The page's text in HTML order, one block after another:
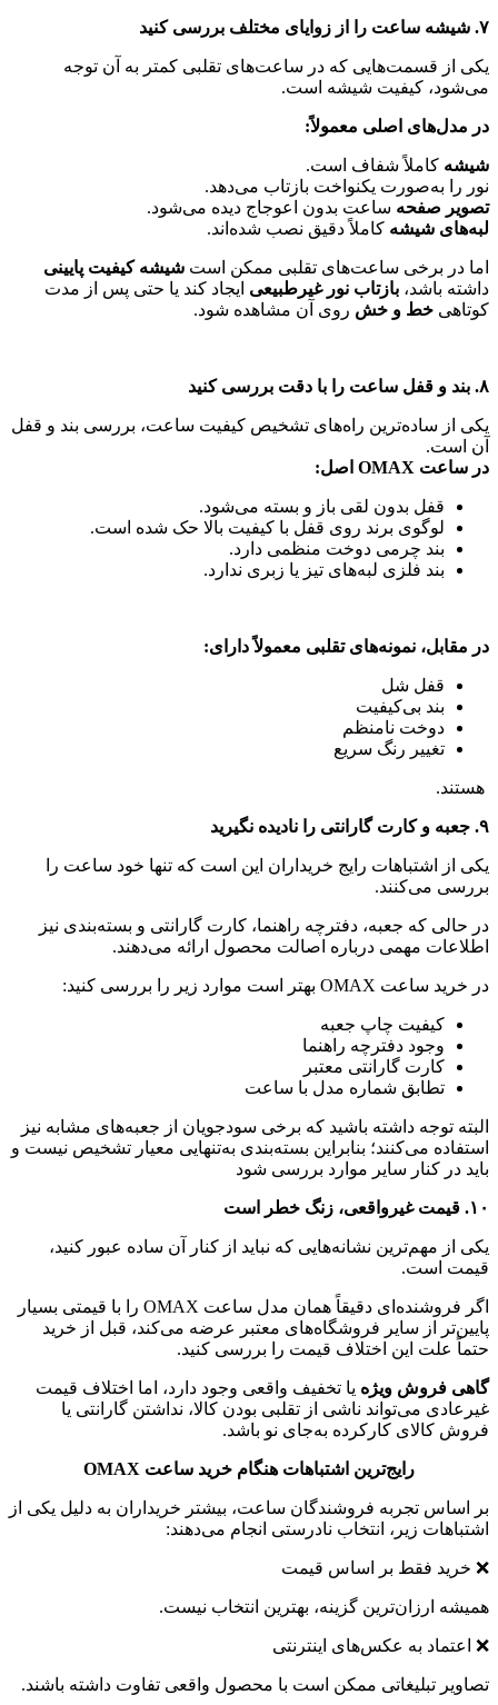
۷. شیشه ساعت را از زوایای مختلف بررسی کنید
یکی از قسمت‌هایی که در ساعت‌های تقلبی کمتر به آن توجه
می‌شود، کیفیت شیشه است.
در مدل‌های اصلی معمولاً:
شیشه کاملاً شفاف است.
نور را به‌صورت یکنواخت بازتاب می‌دهد.
تصویر صفحه ساعت بدون اعوجاج دیده می‌شود.
لبه‌های شیشه کاملاً دقیق نصب شده‌اند.
اما در برخی ساعت‌های تقلبی ممکن است شیشه کیفیت پایینی
داشته باشد، بازتاب نور غیرطبیعی ایجاد کند یا حتی پس از مدت
کوتاهی خط و خش روی آن مشاهده شود.
۸. بند و قفل ساعت را با دقت بررسی کنید
یکی از ساده‌ترین راه‌های تشخیص کیفیت ساعت، بررسی بند و قفل
آن است.
در ساعت OMAX اصل:
قفل بدون لقی باز و بسته می‌شود.
لوگوی برند روی قفل با کیفیت بالا حک شده است.
بند چرمی دوخت منظمی دارد.
بند فلزی لبه‌های تیز یا زبری ندارد.
در مقابل، نمونه‌های تقلبی معمولاً دارای:
قفل شل
بند بی‌کیفیت
دوخت نامنظم
تغییر رنگ سریع
هستند.
۹. جعبه و کارت گارانتی را نادیده نگیرید
یکی از اشتباهات رایج خریداران این است که تنها خود ساعت را
بررسی می‌کنند.
در حالی که جعبه، دفترچه راهنما، کارت گارانتی و بسته‌بندی نیز
اطلاعات مهمی درباره اصالت محصول ارائه می‌دهند.
در خرید ساعت OMAX بهتر است موارد زیر را بررسی کنید:
کیفیت چاپ جعبه
وجود دفترچه راهنما
کارت گارانتی معتبر
تطابق شماره مدل با ساعت
البته توجه داشته باشید که برخی سودجویان از جعبه‌های مشابه نیز
استفاده می‌کنند؛ بنابراین بسته‌بندی به‌تنهایی معیار تشخیص نیست و
باید در کنار سایر موارد بررسی شود
۱۰. قیمت غیرواقعی، زنگ خطر است
یکی از مهم‌ترین نشانه‌هایی که نباید از کنار آن ساده عبور کنید،
قیمت است.
اگر فروشنده‌ای دقیقاً همان مدل ساعت OMAX را با قیمتی بسیار
پایین‌تر از سایر فروشگاه‌های معتبر عرضه می‌کند، قبل از خرید
حتماً علت این اختلاف قیمت را بررسی کنید.
گاهی فروش ویژه یا تخفیف واقعی وجود دارد، اما اختلاف قیمت
غیرعادی می‌تواند ناشی از تقلبی بودن کالا، نداشتن گارانتی یا
فروش کالای کارکرده به‌جای نو باشد.
رایج‌ترین اشتباهات هنگام خرید ساعت OMAX
بر اساس تجربه فروشندگان ساعت، بیشتر خریداران به دلیل یکی از
اشتباهات زیر، انتخاب نادرستی انجام می‌دهند:
❌ خرید فقط بر اساس قیمت
همیشه ارزان‌ترین گزینه، بهترین انتخاب نیست.
❌ اعتماد به عکس‌های اینترنتی
تصاویر تبلیغاتی ممکن است با محصول واقعی تفاوت داشته باشند.